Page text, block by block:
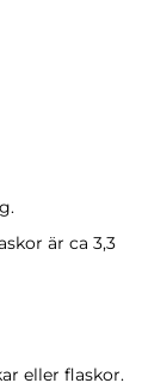
är ca 3,3
eller flaskor.